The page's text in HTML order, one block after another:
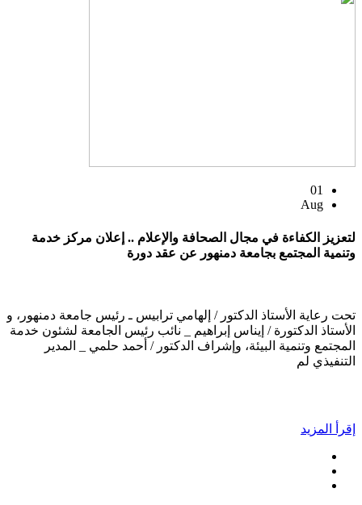
01
Aug
لتعزيز الكفاءة في مجال الصحافة والإعلام .. إعلان مركز خدمة
وتنمية المجتمع بجامعة دمنهور عن عقد دورة
تحت رعاية الأستاذ الدكتور / إلهامي ترابيس ـ رئيس جامعة دمنهور، و
الأستاذ الدكتورة / إيناس إبراهيم _ نائب رئيس الجامعة لشئون خدمة
المجتمع وتنمية البيئة، وإشراف الدكتور / أحمد حلمي _ المدير
التنفيذي لم
إقرأ المزيد